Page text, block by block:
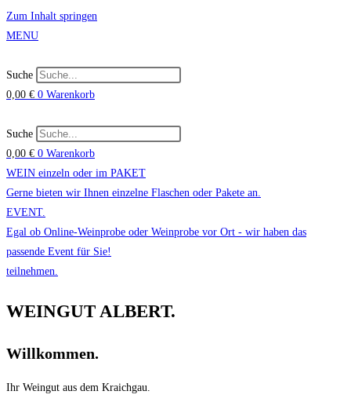
Zum Inhalt springen
MENU
Suche
0,00 € 0 Warenkorb
Suche
0,00 € 0 Warenkorb
WEIN einzeln oder im PAKET
Gerne bieten wir Ihnen einzelne Flaschen oder Pakete an.
EVENT.
Egal ob Online-Weinprobe oder Weinprobe vor Ort - wir haben das
passende Event für Sie!
teilnehmen.
WEINGUT ALBERT.
Willkommen.
Ihr Weingut aus dem Kraichgau.